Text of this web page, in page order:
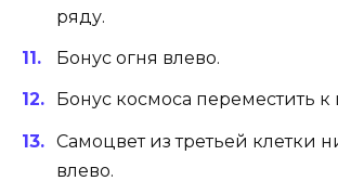
ряду.
Бонус огня влево.
Бонус космоса переместить к
Самоцвет из третьей клетки
влево.